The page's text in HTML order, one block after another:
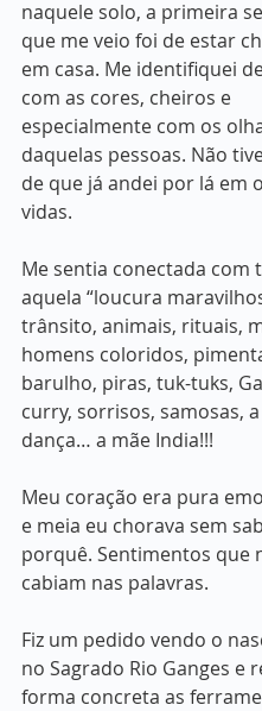
naquele solo, a primeira
que me veio foi de estar
em casa. Me identifiquei
com as cores, cheiros e
especialmente com os
daquelas pessoas. Não
de que já andei por lá em
vidas.
Me sentia conectada com
aquela “loucura
trânsito, animais, rituais,
homens coloridos,
barulho, piras, tuk-tuks,
curry, sorrisos, samosas,
dança… a mãe India!!!
Meu coração era pura
e meia eu chorava sem
porquê. Sentimentos que
cabiam nas palavras.
Fiz um pedido vendo o
no Sagrado Rio Ganges e
forma concreta as